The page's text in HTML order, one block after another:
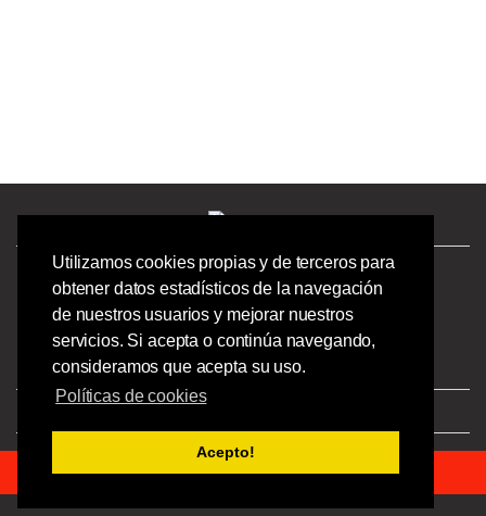
Utilizamos cookies propias y de terceros para
obtener datos estadísticos de la navegación
de nuestros usuarios y mejorar nuestros
servicios. Si acepta o continúa navegando,
consideramos que acepta su uso.
Políticas de cookies
Acepto!
¿Tienes preguntas? ¡Llámanos!
986244723 |
Calle Barcelona 41,
Bajo Izquierdo,
Vigo - Pontevedra.
© 2023 Ofipick S.L - Todos los derechos reservados.